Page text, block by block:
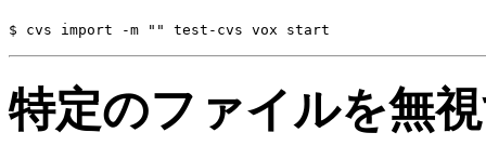
特定のファイルを無